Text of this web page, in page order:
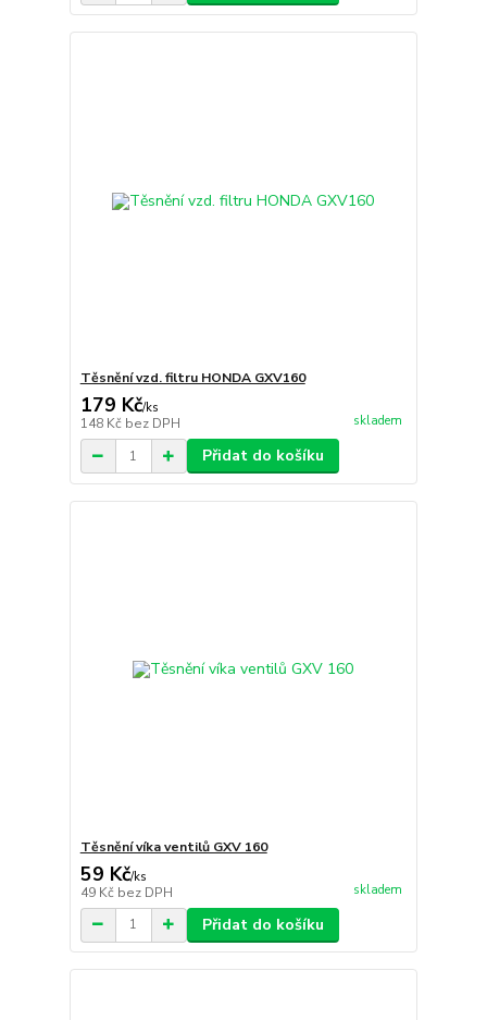
Těsnění vzd. filtru HONDA GXV160
179 Kč/ks
148 Kč bez DPH skladem
Přidat do košíku
Těsnění víka ventilů GXV 160
59 Kč/ks
49 Kč bez DPH skladem
Přidat do košíku